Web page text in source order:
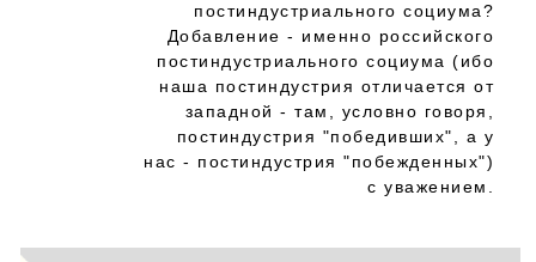
постиндустриального социума?
Добавление - именно российского
постиндустриального социума (ибо
наша постиндустрия отличается от
западной - там, условно говоря,
постиндустрия "победивших", а у
нас - постиндустрия "побежденных")
с уважением.